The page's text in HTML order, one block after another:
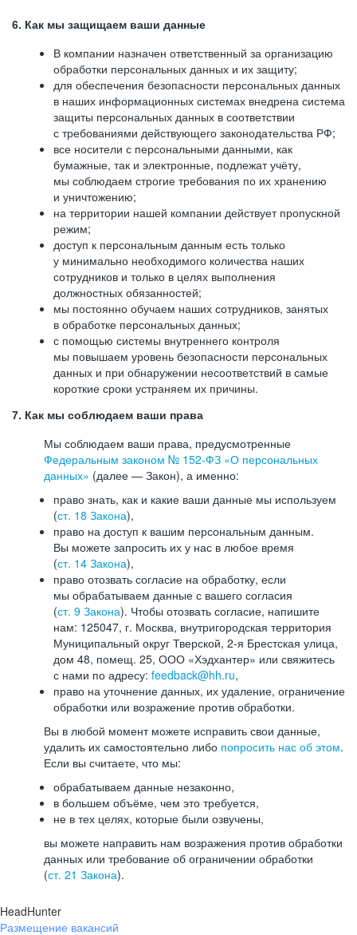
6. Как мы защищаем ваши данные
В компании назначен ответственный за организацию
обработки персональных данных и их защиту;
для обеспечения безопасности персональных данных
в наших информационных системах внедрена система
защиты персональных данных в соответствии
с требованиями действующего законодательства РФ;
все носители с персональными данными, как
бумажные, так и электронные, подлежат учёту,
мы соблюдаем строгие требования по их хранению
и уничтожению;
на территории нашей компании действует пропускной
режим;
доступ к персональным данным есть только
у минимально необходимого количества наших
сотрудников и только в целях выполнения
должностных обязанностей;
мы постоянно обучаем наших сотрудников, занятых
в обработке персональных данных;
с помощью системы внутреннего контроля
мы повышаем уровень безопасности персональных
данных и при обнаружении несоответствий в самые
короткие сроки устраняем их причины.
7. Как мы соблюдаем ваши права
Мы соблюдаем ваши права, предусмотренные
Федеральным законом № 152-ФЗ «О персональных
данных» (далее — Закон), а именно:
право знать, как и какие ваши данные мы используем
(ст. 18 Закона),
право на доступ к вашим персональным данным.
Вы можете запросить их у нас в любое время
(ст. 14 Закона),
право отозвать согласие на обработку, если
мы обрабатываем данные с вашего согласия
(ст. 9 Закона). Чтобы отозвать согласие, напишите
нам: 125047, г. Москва, внутригородская территория
Муниципальный округ Тверской, 2-я Брестская улица,
дом 48, помещ. 25, ООО «Хэдхантер» или свяжитесь
с нами по адресу: feedback@hh.ru,
право на уточнение данных, их удаление, ограничение
обработки или возражение против обработки.
Вы в любой момент можете исправить свои данные,
удалить их самостоятельно либо попросить нас об этом.
Если вы считаете, что мы:
обрабатываем данные незаконно,
в большем объёме, чем это требуется,
не в тех целях, которые были озвучены,
вы можете направить нам возражения против обработки
данных или требование об ограничении обработки
(ст. 21 Закона).
HeadHunter
Размещение вакансий